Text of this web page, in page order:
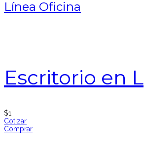
Línea Oficina
Escritorio en L
$1
Cotizar
Comprar